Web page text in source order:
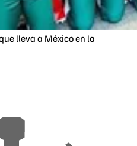
lleva a México en la